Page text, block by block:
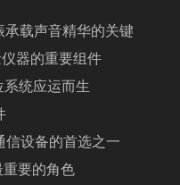
载声音精华的关键
器的重要组件
统应运而生
设备的首选之一
要的角色